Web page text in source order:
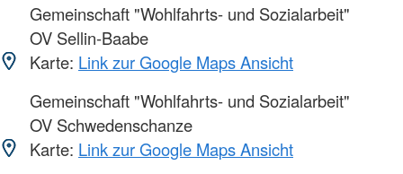
Gemeinschaft "Wohlfahrts- und Sozialarbeit"
OV Sellin-Baabe
Karte: Link zur Google Maps Ansicht
Gemeinschaft "Wohlfahrts- und Sozialarbeit"
OV Schwedenschanze
Karte: Link zur Google Maps Ansicht